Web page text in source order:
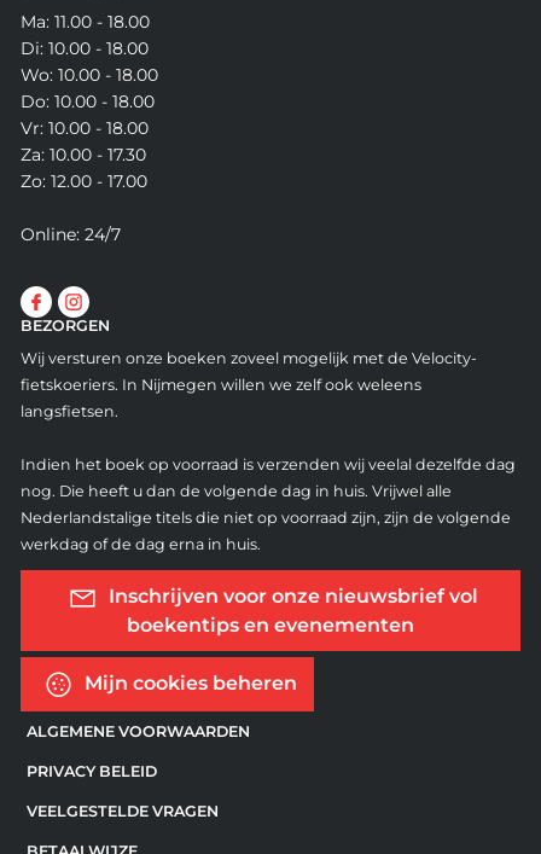
Ma: 11.00 - 18.00
Di: 10.00 - 18.00
Wo: 10.00 - 18.00
Do: 10.00 - 18.00
Vr: 10.00 - 18.00
Za: 10.00 - 17.30
Zo: 12.00 - 17.00
Online: 24/7
BEZORGEN
Wij versturen onze boeken zoveel mogelijk met de Velocity-
fietskoeriers. In Nijmegen willen we zelf ook weleens
langsfietsen.
Indien het boek op voorraad is verzenden wij veelal dezelfde dag
nog. Die heeft u dan de volgende dag in huis. Vrijwel alle
Nederlandstalige titels die niet op voorraad zijn, zijn de volgende
werkdag of de dag erna in huis.
Inschrijven voor onze nieuwsbrief vol
boekentips en evenementen
Mijn cookies beheren
ALGEMENE VOORWAARDEN
PRIVACY BELEID
VEELGESTELDE VRAGEN